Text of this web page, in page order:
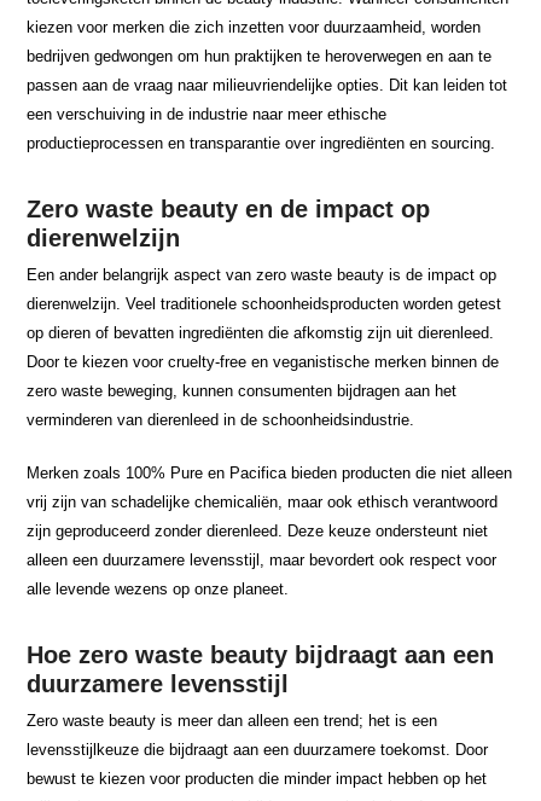
kiezen voor merken die zich inzetten voor duurzaamheid, worden
bedrijven gedwongen om hun praktijken te heroverwegen en aan te
passen aan de vraag naar milieuvriendelijke opties. Dit kan leiden tot
een verschuiving in de industrie naar meer ethische
productieprocessen en transparantie over ingrediënten en sourcing.
Zero waste beauty en de impact op
dierenwelzijn
Een ander belangrijk aspect van zero waste beauty is de impact op
dierenwelzijn. Veel traditionele schoonheidsproducten worden getest
op dieren of bevatten ingrediënten die afkomstig zijn uit dierenleed.
Door te kiezen voor cruelty-free en veganistische merken binnen de
zero waste beweging, kunnen consumenten bijdragen aan het
verminderen van dierenleed in de schoonheidsindustrie.
Merken zoals 100% Pure en Pacifica bieden producten die niet alleen
vrij zijn van schadelijke chemicaliën, maar ook ethisch verantwoord
zijn geproduceerd zonder dierenleed. Deze keuze ondersteunt niet
alleen een duurzamere levensstijl, maar bevordert ook respect voor
alle levende wezens op onze planeet.
Hoe zero waste beauty bijdraagt aan een
duurzamere levensstijl
Zero waste beauty is meer dan alleen een trend; het is een
levensstijlkeuze die bijdraagt aan een duurzamere toekomst. Door
bewust te kiezen voor producten die minder impact hebben op het